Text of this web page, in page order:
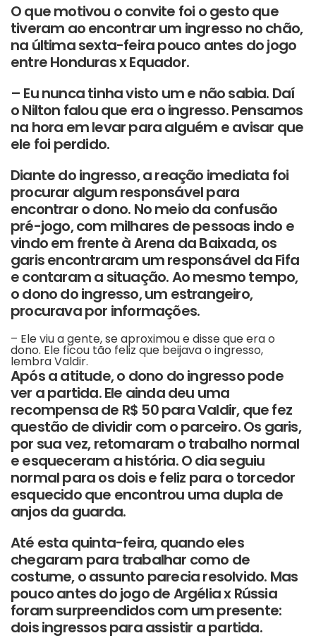
O que motivou o convite foi o gesto que
tiveram ao encontrar um ingresso no chão,
na última sexta-feira pouco antes do jogo
entre Honduras x Equador.
– Eu nunca tinha visto um e não sabia. Daí
o Nilton falou que era o ingresso. Pensamos
na hora em levar para alguém e avisar que
ele foi perdido.
Diante do ingresso, a reação imediata foi
procurar algum responsável para
encontrar o dono. No meio da confusão
pré-jogo, com milhares de pessoas indo e
vindo em frente à Arena da Baixada, os
garis encontraram um responsável da Fifa
e contaram a situação. Ao mesmo tempo,
o dono do ingresso, um estrangeiro,
procurava por informações.
– Ele viu a gente, se aproximou e disse que era o
dono. Ele ficou tão feliz que beijava o ingresso,
lembra Valdir.
Após a atitude, o dono do ingresso pode
ver a partida. Ele ainda deu uma
recompensa de R$ 50 para Valdir, que fez
questão de dividir com o parceiro. Os garis,
por sua vez, retomaram o trabalho normal
e esqueceram a história. O dia seguiu
normal para os dois e feliz para o torcedor
esquecido que encontrou uma dupla de
anjos da guarda.
Até esta quinta-feira, quando eles
chegaram para trabalhar como de
costume, o assunto parecia resolvido. Mas
pouco antes do jogo de Argélia x Rússia
foram surpreendidos com um presente:
dois ingressos para assistir a partida.